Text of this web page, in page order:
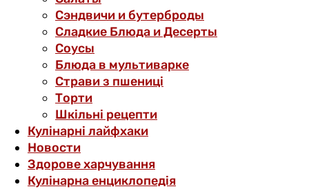
Сэндвичи и бутерброды
Сладкие Блюда и Десерты
Соусы
Блюда в мультиварке
Страви з пшениці
Торти
Шкільні рецепти
Кулінарні лайфхаки
Новости
Здорове харчування
Кулінарна енциклопедія